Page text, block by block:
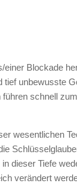
Blockade
unbewusste
schnell
wesentlichen
dieser Tiefe
verändert